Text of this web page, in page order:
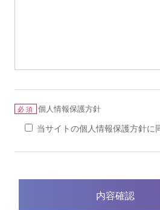
必須 個人情報保護方針
当サイトの個人情報保護方針に